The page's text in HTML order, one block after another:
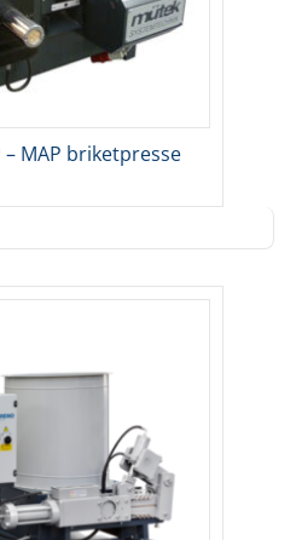
– MAP briketpresse